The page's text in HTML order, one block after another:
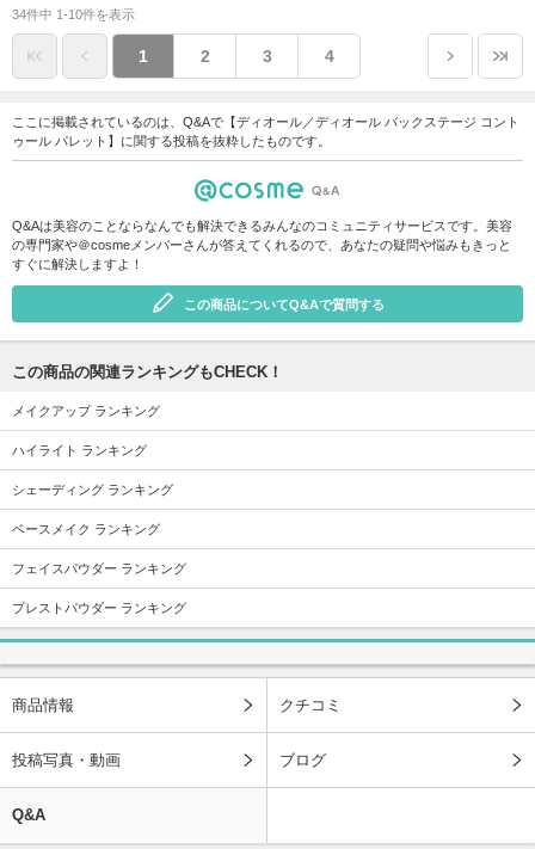
34件中 1-10件を表示
1 2 3 4
ここに掲載されているのは、Q&Aで【ディオール／ディオール バックステージ コント
ゥール パレット】に関する投稿を抜粋したものです。
Q&Aは美容のことならなんでも解決できるみんなのコミュニティサービスです。美容
の専門家や＠cosmeメンバーさんが答えてくれるので、あなたの疑問や悩みもきっと
すぐに解決しますよ！
この商品についてQ&Aで質問する
この商品の関連ランキングもCHECK！
メイクアップ ランキング
ハイライト ランキング
シェーディング ランキング
ベースメイク ランキング
フェイスパウダー ランキング
プレストパウダー ランキング
商品情報 クチコミ
投稿写真・動画 ブログ
Q&A